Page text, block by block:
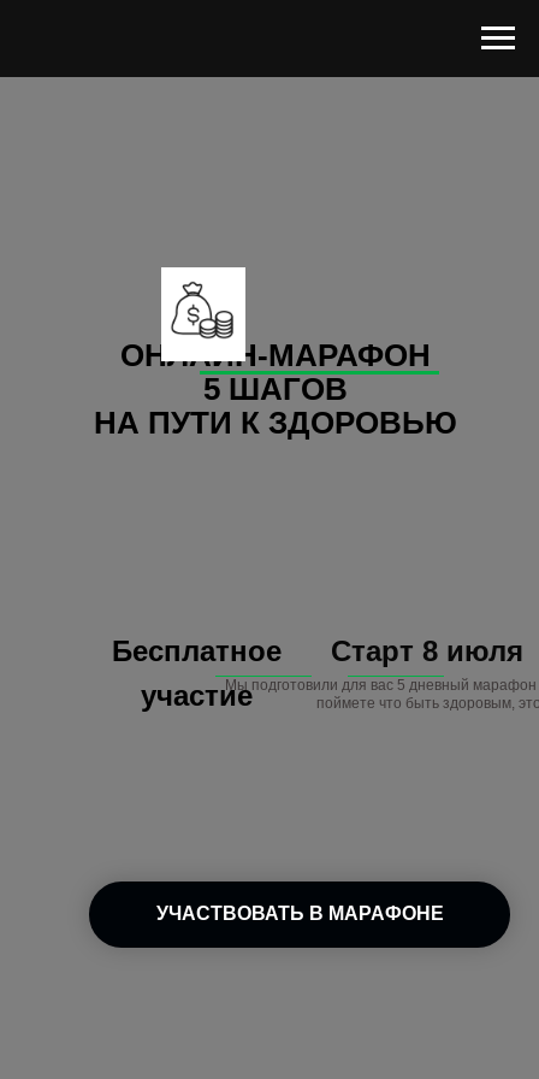
ОНЛАЙН-МАРАФОН
5 ШАГОВ
НА ПУТИ К ЗДОРОВЬЮ
Бесплатное
участиеМы подготовили для вас 5 дневный марафон
поймете что быть здоровым,
Старт 8 июля
УЧАСТВОВАТЬ В МАРАФОНЕ